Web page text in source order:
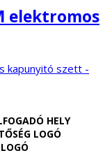
elektromos
HELY